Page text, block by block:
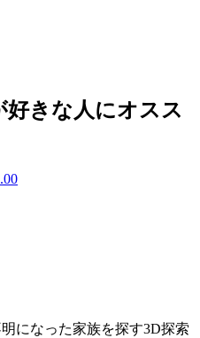
きな人にオスス
になった家族を探す3D探索